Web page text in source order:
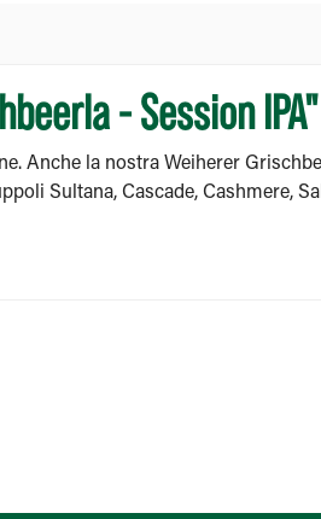
- Session IPA"
Anche la nostra Weiherer
Sultana, Cascade, Cashmere,